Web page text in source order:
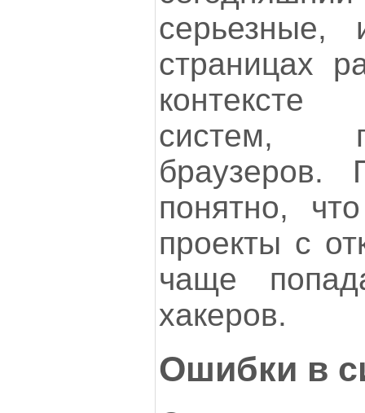
страницах
систем,
браузеров.
понятно,
проекты с
чаще
хакеров.
Ошибки в